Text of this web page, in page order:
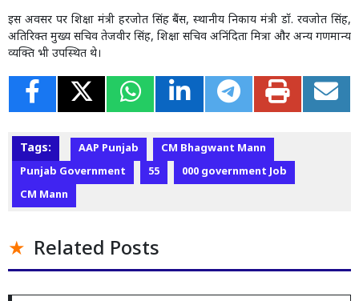
इस अवसर पर शिक्षा मंत्री हरजोत सिंह बैंस, स्थानीय निकाय मंत्री डॉ. रवजोत सिंह,
अतिरिक्त मुख्य सचिव तेजवीर सिंह, शिक्षा सचिव अनिंदिता मित्रा और अन्य गणमान्य
व्यक्ति भी उपस्थित थे।
Tags: AAP Punjab
CM Bhagwant Mann
Punjab Government
55
000 government Job
CM Mann
Related Posts